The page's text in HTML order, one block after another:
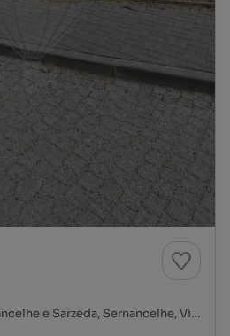
Bairro da Calçada, Sernancelhe e Sarzeda, Sernancelhe, Viseu